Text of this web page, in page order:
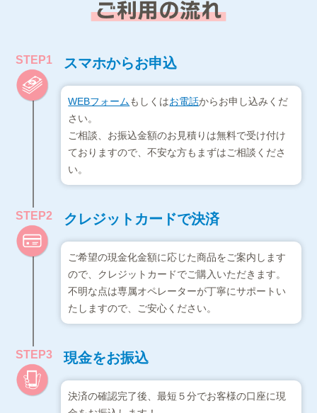
STEP1 スマホからお申込
WEBフォームもしくはお電話からお申し込みくだ
さい。
ご相談、お振込金額のお見積りは無料で受け付け
ておりますので、不安な方もまずはご相談くださ
い。
STEP2 クレジットカードで決済
ご希望の現金化金額に応じた商品をご案内します
ので、クレジットカードでご購入いただきます。
不明な点は専属オペレーターが丁寧にサポートい
たしますので、ご安心ください。
STEP3 現金をお振込
決済の確認完了後、最短５分でお客様の口座に現